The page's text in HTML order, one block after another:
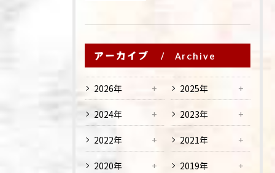
アーカイブ Archive
2026年 2025年
2024年 2023年
2022年 2021年
2020年 2019年